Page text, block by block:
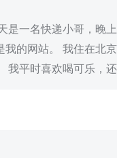
是一名快递小哥，晚
我的网站。 我住在北
我平时喜欢喝可乐，还